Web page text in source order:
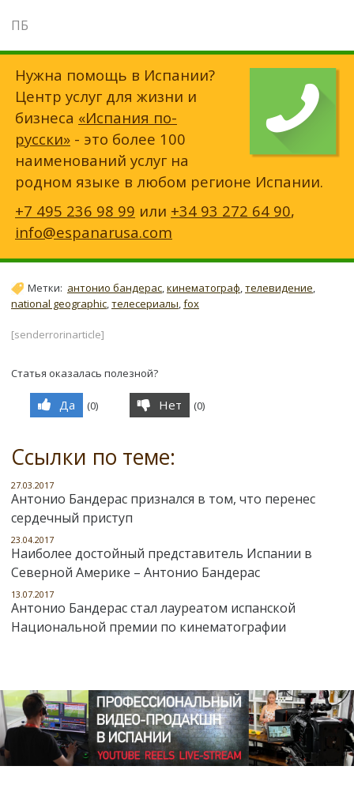
ПБ
Нужна помощь в Испании?
Центр услуг для жизни и
бизнеса «Испания по-
русски» - это более 100
наименований услуг на
родном языке в любом регионе Испании.
+7 495 236 98 99 или +34 93 272 64 90,
info@espanarusa.com
Метки: антонио бандерас,кинематограф,телевидение,
national geographic,телесериалы,fox
[senderrorinarticle]
Статья оказалась полезной?
Да (0) Нет (0)
Ссылки по теме:
27.03.2017
Антонио Бандерас признался в том, что перенес
сердечный приступ
23.04.2017
Наиболее достойный представитель Испании в
Северной Америке – Антонио Бандерас
13.07.2017
Антонио Бандерас стал лауреатом испанской
Национальной премии по кинематографии